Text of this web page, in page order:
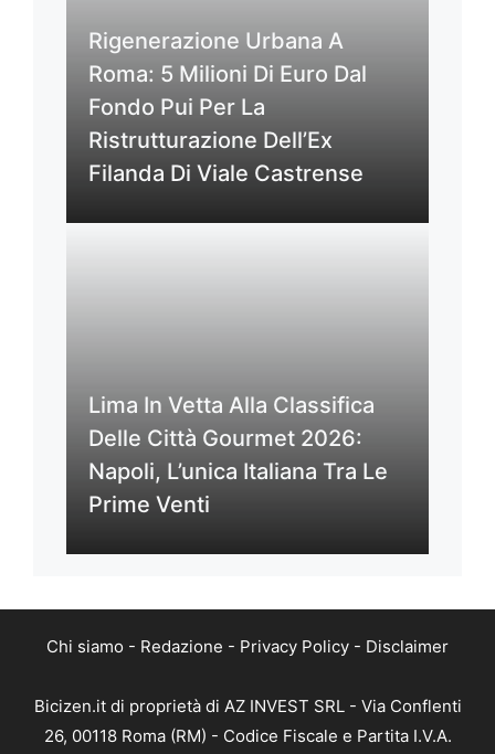
Rigenerazione Urbana A
Roma: 5 Milioni Di Euro Dal
Fondo Pui Per La
Ristrutturazione Dell’Ex
Filanda Di Viale Castrense
Lima In Vetta Alla Classifica
Delle Città Gourmet 2026:
Napoli, L’unica Italiana Tra Le
Prime Venti
Chi siamo - Redazione - Privacy Policy - Disclaimer
Bicizen.it di proprietà di AZ INVEST SRL - Via Conflenti
26, 00118 Roma (RM) - Codice Fiscale e Partita I.V.A.